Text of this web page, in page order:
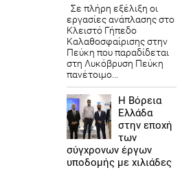
Σε πλήρη εξέλιξη οι
εργασίες ανάπλασης στο
Κλειστό Γήπεδο
Καλαθοσφαίρισης στην
Πεύκη που παραδίδεται
στη Λυκόβρυση Πεύκη
πανέτοιμο...
Η Βόρεια
Ελλάδα
στην εποχή
των
σύγχρονων έργων
υποδομής με χιλιάδες